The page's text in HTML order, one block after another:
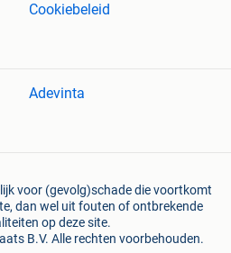
Cookiebeleid
Adevinta
voor (gevolg)schade die voortkomt
dan wel uit fouten of ontbrekende
op deze site.
B.V. Alle rechten voorbehouden.